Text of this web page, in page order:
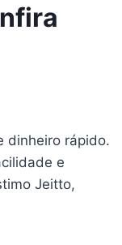
dinheiro rápido.
e
Jeitto,